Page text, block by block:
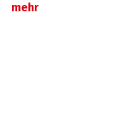
mehr